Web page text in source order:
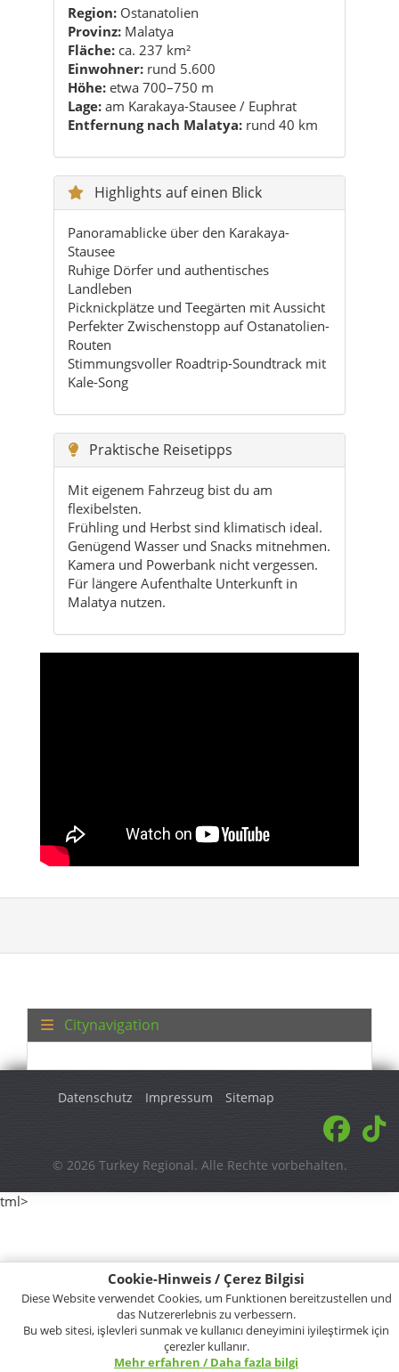
Cookie-Hinweis / Çerez Bilgisi
Diese Website verwendet Cookies, um Funktionen bereitzustellen und
das Nutzererlebnis zu verbessern.
Bu web sitesi, işlevleri sunmak ve kullanıcı deneyimini iyileştirmek için
çerezler kullanır.
Mehr erfahren / Daha fazla bilgi
Region: Ostanatolien
Provinz: Malatya
Fläche: ca. 237 km²
Einwohner: rund 5.600
Höhe: etwa 700–750 m
Lage: am Karakaya-Stausee / Euphrat
Entfernung nach Malatya: rund 40 km
Highlights auf einen Blick
Panoramablicke über den Karakaya-
Stausee
Ruhige Dörfer und authentisches
Landleben
Picknickplätze und Teegärten mit Aussicht
Perfekter Zwischenstopp auf Ostanatolien-
Routen
Stimmungsvoller Roadtrip-Soundtrack mit
Kale-Song
Praktische Reisetipps
Mit eigenem Fahrzeug bist du am
flexibelsten.
Frühling und Herbst sind klimatisch ideal.
Genügend Wasser und Snacks mitnehmen.
Kamera und Powerbank nicht vergessen.
Für längere Aufenthalte Unterkunft in
Malatya nutzen.
Citynavigation
Datenschutz Impressum Sitemap
© 2026 Turkey Regional. Alle Rechte vorbehalten.
tml>